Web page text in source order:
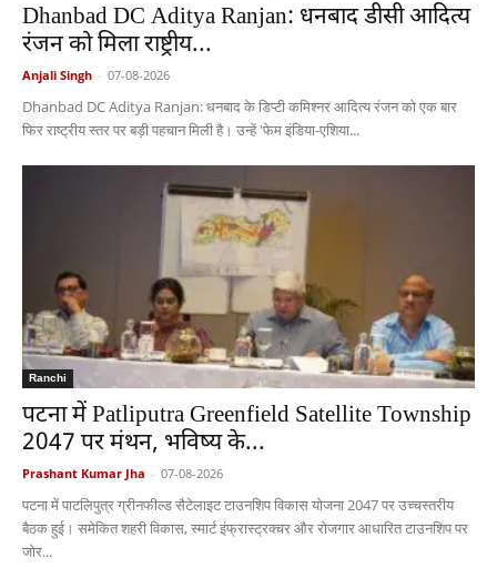
Dhanbad DC Aditya Ranjan: धनबाद डीसी आदित्य
रंजन को मिला राष्ट्रीय...
Anjali Singh - 07-08-2026
Dhanbad DC Aditya Ranjan: धनबाद के डिप्टी कमिश्नर आदित्य रंजन को एक बार
फिर राष्ट्रीय स्तर पर बड़ी पहचान मिली है। उन्हें 'फेम इंडिया-एशिया...
Ranchi
पटना में Patliputra Greenfield Satellite Township
2047 पर मंथन, भविष्य के...
Prashant Kumar Jha - 07-08-2026
पटना में पाटलिपुत्र ग्रीनफील्ड सैटेलाइट टाउनशिप विकास योजना 2047 पर उच्चस्तरीय
बैठक हुई। समेकित शहरी विकास, स्मार्ट इंफ्रास्ट्रक्चर और रोजगार आधारित टाउनशिप पर
जोर...